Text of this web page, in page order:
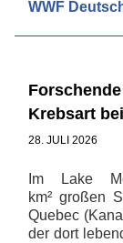
WWF
Krebsart
28. JULI 2026
Im Lake
km² großen
Quebec
der dort